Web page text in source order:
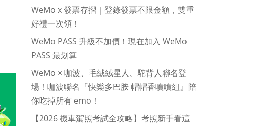
WeMo x 發票存摺｜登錄發票不限金額，雙重
好禮一次領！
WeMo PASS 升級不加價！現在加入 WeMo
PASS 最划算
WeMo × 咖波、毛絨絨星人、駝背人聯名登
場！咖波聯名『快樂多巴胺 帽帽香噴噴組』陪
你吃掉所有 emo！
【2026 機車駕照考試全攻略】考照新手看這